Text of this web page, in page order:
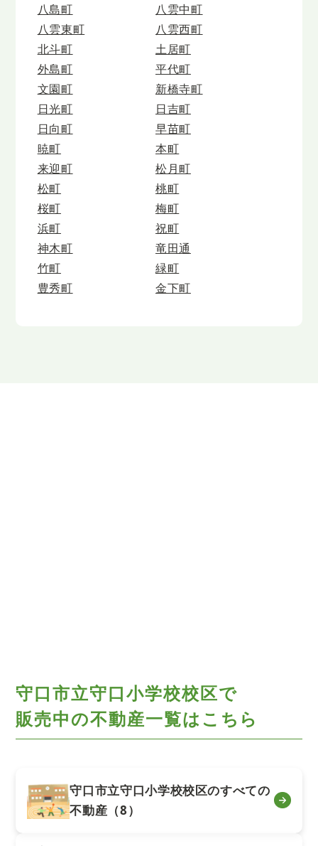
八島町
八雲中町
八雲東町
八雲西町
北斗町
土居町
外島町
平代町
文園町
新橋寺町
日光町
日吉町
日向町
早苗町
暁町
本町
来迎町
松月町
松町
桃町
桜町
梅町
浜町
祝町
神木町
竜田通
竹町
緑町
豊秀町
金下町
守口市立守口小学校校区で
販売中の不動産一覧はこちら
守口市立守口小学校校区のすべての
不動産（8）